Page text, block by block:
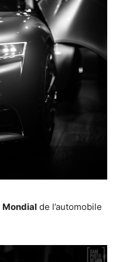
Mondial de l’automobile